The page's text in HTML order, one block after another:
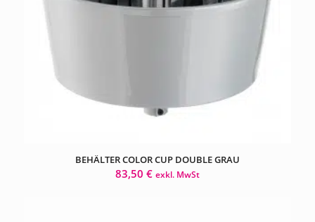
BEHÄLTER COLOR CUP DOUBLE GRAU
83,50 € exkl. MwSt